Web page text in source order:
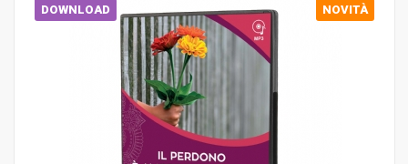
DOWNLOAD NOVITÀ